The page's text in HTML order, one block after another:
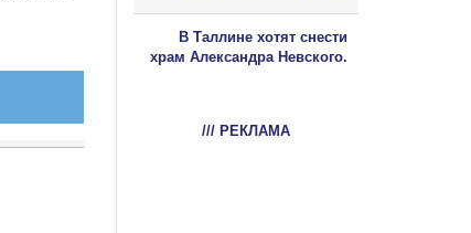
В Таллине хотят снести
храм Александра Невского.
/// РЕКЛАМА